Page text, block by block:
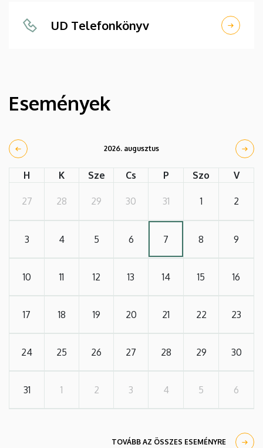
UD Telefonkönyv
Események
2026. augusztus
H K Sze Cs P Szo V
27 28 29 30 31 1 2
3 4 5 6 7 8 9
10 11 12 13 14 15 16
17 18 19 20 21 22 23
24 25 26 27 28 29 30
31 1 2 3 4 5 6
TOVÁBB AZ ÖSSZES ESEMÉNYRE